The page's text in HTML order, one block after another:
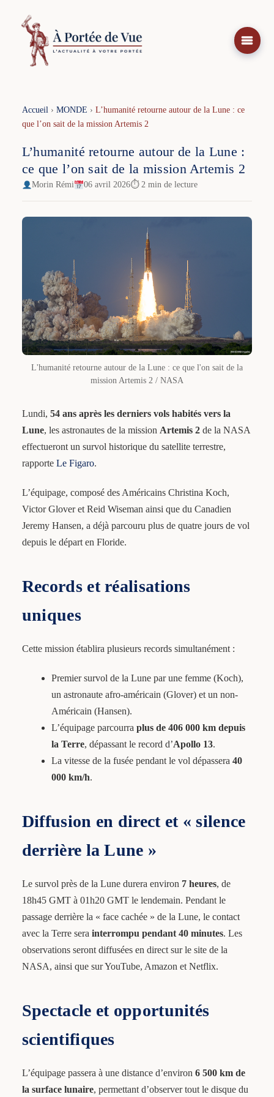
contenu
Accueil› MONDE › L’humanité retourne autour de la Lune : ce
que l’on sait de la mission Artemis 2
L’humanité retourne autour de la Lune :
ce que l’on sait de la mission Artemis 2
Morin Rémi 06 avril 2026⏱ 2 min de lecture
L'humanité retourne autour de la Lune : ce que l'on sait de la
mission Artemis 2 / NASA
Lundi, 54 ans après les derniers vols habités vers la
Lune, les astronautes de la mission Artemis 2de la NASA
effectueront un survol historique du satellite terrestre,
rapporte Le Figaro.
L’équipage, composé des Américains Christina Koch,
Victor Glover et Reid Wiseman ainsi que du Canadien
Jeremy Hansen, a déjà parcouru plus de quatre jours de vol
depuis le départ en Floride.
Records et réalisations
uniques
Cette mission établira plusieurs records simultanément :
Premier survol de la Lune par une femme (Koch),
un astronaute afro-américain (Glover) et un non-
Américain (Hansen).
L’équipage parcourra plus de 406 000 km depuis
la Terre, dépassant le record d’Apollo 13.
La vitesse de la fusée pendant le vol dépassera 40
000 km/h.
Diffusion en direct et « silence
derrière la Lune »
Le survol près de la Lune durera environ 7 heures, de
18h45 GMT à 01h20 GMT le lendemain. Pendant le
passage derrière la « face cachée » de la Lune, le contact
avec la Terre sera interrompu pendant 40 minutes. Les
observations seront diffusées en direct sur le site de la
NASA, ainsi que sur YouTube, Amazon et Netflix.
Spectacle et opportunités
scientifiques
L’équipage passera à une distance d’environ 6 500 km de
la surface lunaire, permettant d’observer tout le disque du